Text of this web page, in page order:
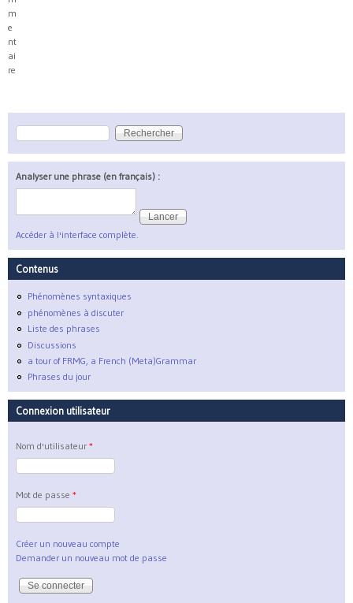
m
e
nt
ai
re
Formulaire de recherche
Rechercher
Analyser une phrase (en français) :
Accéder à l'interface complète.
Contenus
Phénomènes syntaxiques
phénomènes à discuter
Liste des phrases
Discussions
a tour of FRMG, a French (Meta)Grammar
Phrases du jour
Connexion utilisateur
Nom d'utilisateur *
Mot de passe *
Créer un nouveau compte
Demander un nouveau mot de passe